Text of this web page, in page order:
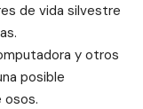
de vida silvestre
y otros
posible
osos.